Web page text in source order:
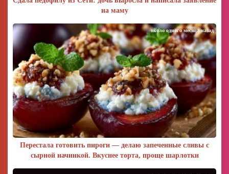
на маму
Перестала готовить пироги — делаю запеченные сливы с
сырной начинкой. Вкуснее торта, проще шарлотки
около одного месяца назад